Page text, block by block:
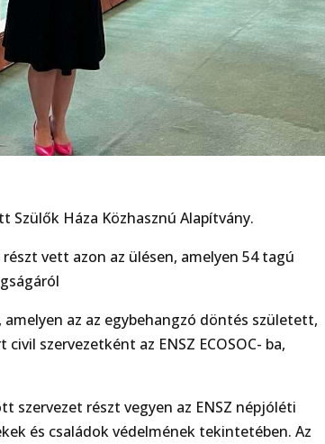
Szülők Háza Közhasznú Alapítvány.
vett azon az ülésen, amelyen 54 tagú
amelyen az az egybehangzó döntés született,
szervezetként az ENSZ ECOSOC- ba,
szervezet részt vegyen az ENSZ népjóléti
és családok védelmének tekintetében. Az